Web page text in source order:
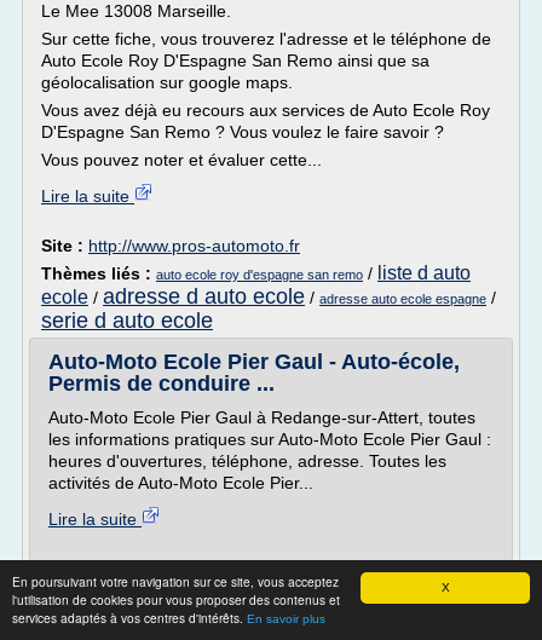
X
En poursuivant votre navigation sur ce site, vous acceptez
l'utilisation de cookies pour vous proposer des contenus et
services adaptés à vos centres d'intérêts. En savoir plus
Le Mee 13008 Marseille.
Sur cette fiche, vous trouverez l'adresse et le téléphone de
Auto Ecole Roy D'Espagne San Remo ainsi que sa
géolocalisation sur google maps.
Vous avez déjà eu recours aux services de Auto Ecole Roy
D'Espagne San Remo ? Vous voulez le faire savoir ?
Vous pouvez noter et évaluer cette...
Lire la suite
Site : http://www.pros-automoto.fr
Thèmes liés : auto ecole roy d'espagne san remo / liste d auto
ecole / adresse d auto ecole / adresse auto ecole espagne /
serie d auto ecole
Auto-Moto Ecole Pier Gaul - Auto-école,
Permis de conduire ...
Auto-Moto Ecole Pier Gaul à Redange-sur-Attert, toutes
les informations pratiques sur Auto-Moto Ecole Pier Gaul :
heures d'ouvertures, téléphone, adresse. Toutes les
activités de Auto-Moto Ecole Pier...
Lire la suite
Thèmes liés :auto moto ecole pier gaul/auto ecole pour
permis moto/auto ecole permis poids lourd